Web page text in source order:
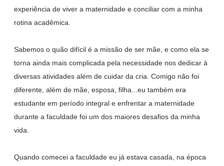
experiência de viver a maternidade e conciliar com a minha
rotina acadêmica.
Sabemos o quão difícil é a missão de ser mãe, e como ela se
torna ainda mais complicada pela necessidade nos dedicar à
diversas atividades além de cuidar da cria. Comigo não foi
diferente, além de mãe, esposa, filha...eu também era
estudante em período integral e enfrentar a maternidade
durante a faculdade foi um dos maiores desafios da minha
vida.
Quando comecei a faculdade eu já estava casada, na época